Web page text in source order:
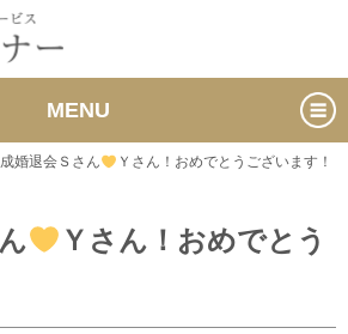
MENU
成婚退会Ｓさん Ｙさん！おめでとうございます！
Ｙさん！おめでとう